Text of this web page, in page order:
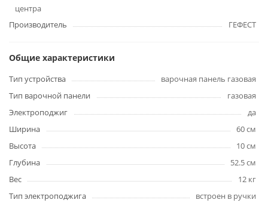
центра
Производитель
ГЕФЕСТ
Общие характеристики
Тип устройства
варочная панель газовая
Тип варочной панели
газовая
Электроподжиг
да
Ширина
60 см
Высота
10 см
Глубина
52.5 см
Вес
12 кг
Тип электроподжига
встроен в ручки